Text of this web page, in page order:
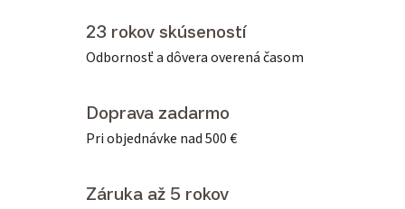
23 rokov skúseností
Odbornosť a dôvera overená časom
Doprava zadarmo
Pri objednávke nad 500 €
Záruka až 5 rokov